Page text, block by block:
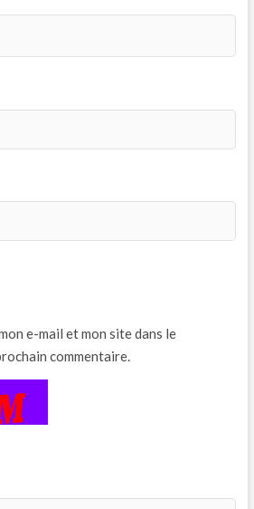
e-mail et mon site dans le
commentaire.